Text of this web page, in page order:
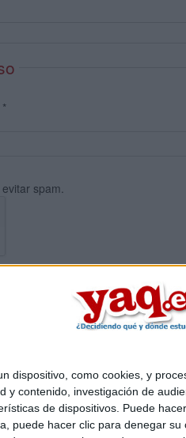
dispositivo, como cookies, y
contenido, investigación de
de dispositivos. Puede
puede hacer clic para denegar
*
spam.
Quiénes somos |Contactar|
Politica de privacidad|Condiciones